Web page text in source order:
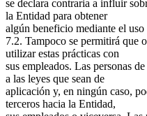
se declara contraria a influir
la Entidad para obtener
algún beneficio mediante el uso
7.2. Tampoco se permitirá que
utilizar estas prácticas con
sus empleados. Las personas
a las leyes que sean de
aplicación y, en ningún caso,
terceros hacia la Entidad,